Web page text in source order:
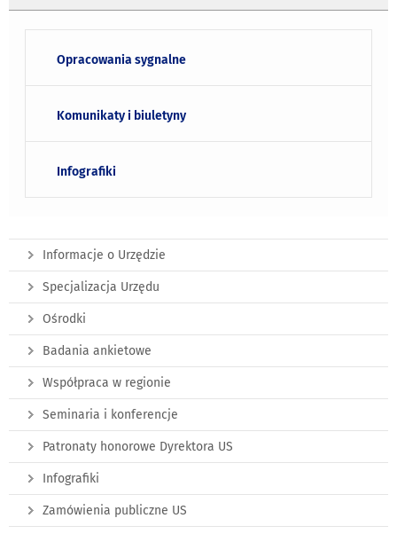
Opracowania sygnalne
Komunikaty i biuletyny
Infografiki
Informacje o Urzędzie
Specjalizacja Urzędu
Ośrodki
Badania ankietowe
Współpraca w regionie
Seminaria i konferencje
Patronaty honorowe Dyrektora US
Infografiki
Zamówienia publiczne US